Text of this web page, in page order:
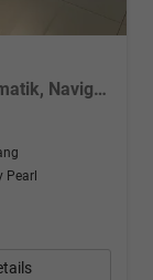
GO+ 1.2 MT 58 kW (79 PS) Klimaautomatik, Navigationssystem, Apple CarPlay & Android Auto, Sitzheizung, Lenkradheizung, Einparkhilfe hinten, Rückfahrkamera, Privacy Glass, 15" Leichtmetallfelgen, uvm.
Pearl